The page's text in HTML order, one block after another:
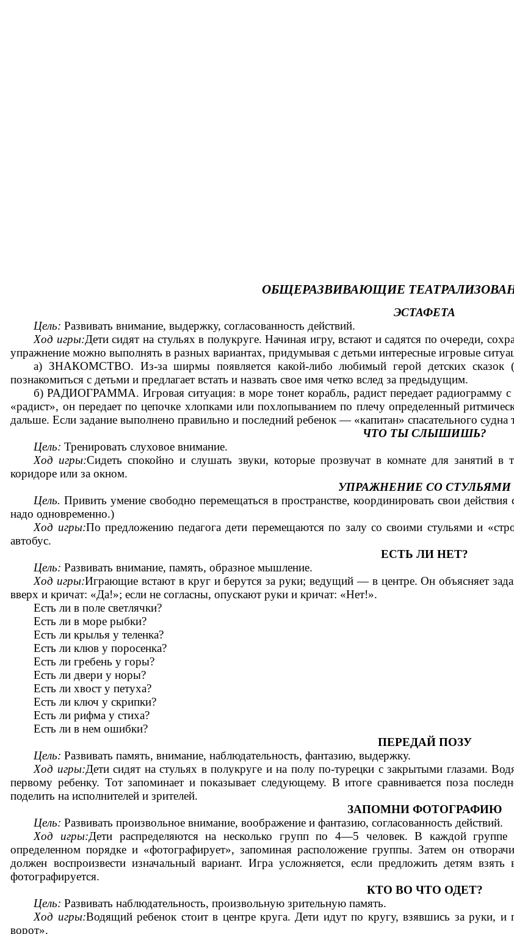
ОБЩЕРАЗВИВАЮЩИЕ
ЭСТАФЕТА
Цель:Развивать внимание, выдержку, согласованность действий.
Ход игры:Дети сидят на стульях в полукруге. Начиная игру, встают и садятся по очереди,
упражнение можно выполнять в разных вариантах, придумывая с детьми интересные игровые
а) ЗНАКОМСТВО. Из-за ширмы появляется какой-либо любимый герой детских сказок
познакомиться с детьми и предлагает встать и назвать свое имя четко вслед за предыдущим.
б) РАДИОГРАММА. Игровая ситуация: в море тонет корабль, радист передает радиограмму
«радист», он передает по цепочке хлопками или похлопыванием по плечу определенный
дальше. Если задание выполнено правильно и последний ребенок — «капитан» спасательного судна
ЧТО ТЫ СЛЫШИШЬ?
Цель:Тренировать слуховое внимание.
Ход игры:Сидеть спокойно и слушать звуки, которые прозвучат в комнате для занятий в
коридоре или за окном.
УПРАЖНЕНИЕ СО СТУЛЬЯМИ
Цель.Привить умение свободно перемещаться в пространстве, координировать свои
надо одновременно.)
Ход игры:По предложению педагога дети перемещаются по залу со своими стульями и
автобус.
ЕСТЬ ЛИ НЕТ?
Цель:Развивать внимание, память, образное мышление.
Ход игры:Играющие встают в круг и берутся за руки; ведущий — в центре. Он объясняет
вверх и кричат: «Да!»; если не согласны, опускают руки и кричат: «Нет!».
Есть ли в поле светлячки?
Есть ли в море рыбки?
Есть ли крылья у теленка?
Есть ли клюв у поросенка?
Есть ли гребень у горы?
Есть ли двери у норы?
Есть ли хвост у петуха?
Есть ли ключ у скрипки?
Есть ли рифма у стиха?
Есть ли в нем ошибки?
ПЕРЕДАЙ ПОЗУ
Цель:Развивать память, внимание, наблюдательность, фантазию, выдержку.
Ход игры:Дети сидят на стульях в полукруге и на полу по-турецки с закрытыми глазами.
первому ребенку. Тот запоминает и показывает следующему. В итоге сравнивается поза
поделить на исполнителей и зрителей.
ЗАПОМНИ ФОТОГРАФИЮ
Цель:Развивать произвольное внимание, воображение и фантазию, согласованность действий.
Ход игры:Дети распределяются на несколько групп по 4—5 человек. В каждой
определенном порядке и «фотографирует», запоминая расположение группы. Затем он
должен воспроизвести изначальный вариант. Игра усложняется, если предложить детям
фотографируется.
КТО ВО ЧТО ОДЕТ?
Цель:Развивать наблюдательность, произвольную зрительную память.
Ход игры:Водящий ребенок стоит в центре круга. Дети идут по кругу, взявшись за руки,
ворот».